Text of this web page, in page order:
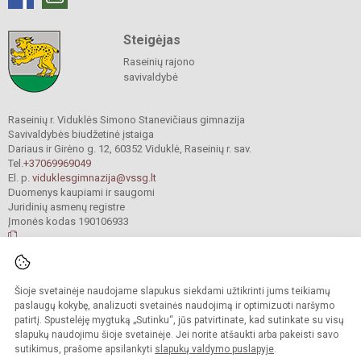
Šioje svetainėje naudojame slapukus siekdami užtikrinti jums teikiamų
paslaugų kokybę, analizuoti svetainės naudojimą ir optimizuoti naršymo
patirtį. Spustelėję mygtuką „Sutinku“, jūs patvirtinate, kad sutinkate su visų
slapukų naudojimu šioje svetainėje. Jei norite atšaukti arba pakeisti savo
sutikimus, prašome apsilankyti slapukų valdymo puslapyje.
Steigėjas
Raseinių rajono
savivaldybė
Raseinių r. Viduklės Simono Stanevičiaus gimnazija
Savivaldybės biudžetinė įstaiga
Dariaus ir Girėno g. 12, 60352 Viduklė, Raseinių r. sav.
Tel.+37069969049
El. p. viduklesgimnazija@vssg.lt
Duomenys kaupiami ir saugomi
Juridinių asmenų registre
Įmonės kodas 190106933
saugomos.
Kopijuoti turinį be raštiško gimnazijos sutikimo griežtai draudžiama.
Prieinamumo paraiška Slapukų valdymas
Sumanus būdas atnaujinti